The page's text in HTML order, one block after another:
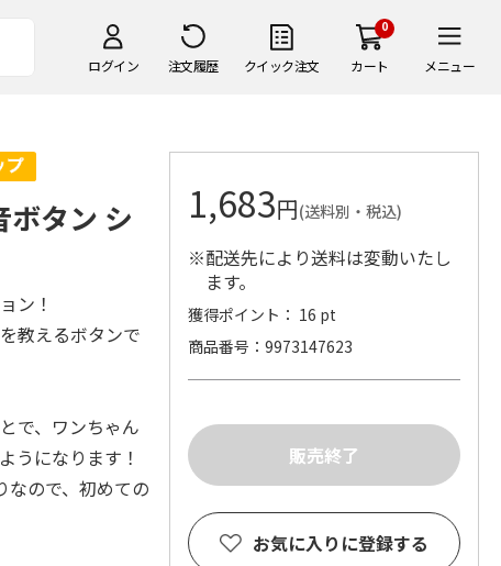
ログイン 注文履歴 クイック注文
0
カート メニュー
ボタン シ
ン！
教えるボタンで
で、ワンちゃん
うになります！
なので、初めての
1,683円(送料別・税込)
※配送先により送料は変動いたし
ます。
獲得ポイント： 16 pt
商品番号
9973147623
お気に入りに登録する